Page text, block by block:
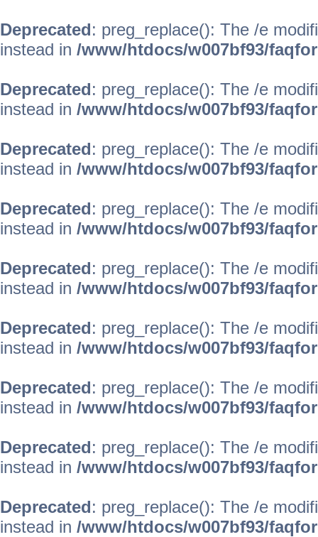
Deprecated: preg_replace(): The /e
instead in /www/htdocs/w007bf93/
Deprecated: preg_replace(): The /e
instead in /www/htdocs/w007bf93/
Deprecated: preg_replace(): The /e
instead in /www/htdocs/w007bf93/
Deprecated: preg_replace(): The /e
instead in /www/htdocs/w007bf93/
Deprecated: preg_replace(): The /e
instead in /www/htdocs/w007bf93/
Deprecated: preg_replace(): The /e
instead in /www/htdocs/w007bf93/
Deprecated: preg_replace(): The /e
instead in /www/htdocs/w007bf93/
Deprecated: preg_replace(): The /e
instead in /www/htdocs/w007bf93/
Deprecated: preg_replace(): The /e
instead in /www/htdocs/w007bf93/